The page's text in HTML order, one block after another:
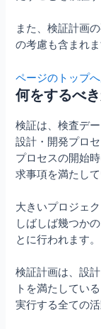
また、検証計画
の考慮も含まれま
ページのトップ
何をするべ
検証は、検査デ
設計・開発プロ
プロセスの開始
求事項を満たし
大きいプロジェ
しばしば幾つか
とに行われます。
検証計画は、設
トを満たしてい
実行する全ての